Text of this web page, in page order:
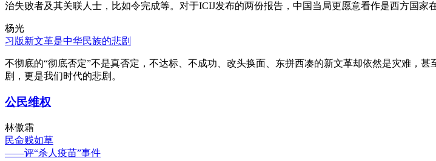
治失败者及其关联人士，比如令完成等。对于ICIJ发布的两份报告，中国当局更愿意看作是西方国家在
杨光
习版新文革是中华民族的悲剧
不彻底的“彻底否定”不是真否定，不达标、不成功、改头换面、东拼西凑的新文革却依然是灾难，
剧，更是我们时代的悲剧。
公民维权
林傲霜
民命贱如草
——评“杀人疫苗”事件